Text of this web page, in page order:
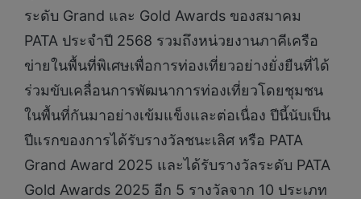
ระดับ Grand และ Gold Awards ของสมาคม
PATA ประจำปี 2568 รวมถึงหน่วยงานภาคีเครือ
ข่ายในพื้นที่พิเศษเพื่อการท่องเที่ยวอย่างยั่งยืนที่ได้
ร่วมขับเคลื่อนการพัฒนาการท่องเที่ยวโดยชุมชน
ในพื้นที่กันมาอย่างเข้มแข็งและต่อเนื่อง ปีนี้นับเป็น
ปีแรกของการได้รับรางวัลชนะเลิศ หรือ PATA
Grand Award 2025 และได้รับรางวัลระดับ PATA
Gold Awards 2025 อีก 5 รางวัลจาก 10 ประเภท